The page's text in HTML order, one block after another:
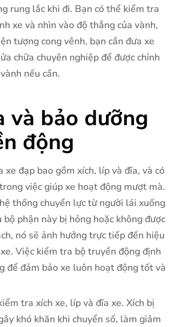
rung lắc khi đi. Bạn có thể kiểm tra
xe và nhìn vào độ thẳng của vành,
tượng cong vênh, bạn cần đưa xe
chữa chuyên nghiệp để được chỉnh
nếu cần.
và bảo dưỡng
động
xe đạp bao gồm xích, líp và đĩa, và có
việc giúp xe hoạt động mượt mà.
thống chuyển lực từ người lái xuống
bộ phận này bị hỏng hoặc không được
nó sẽ ảnh hưởng trực tiếp đến hiệu
Việc kiểm tra bộ truyền động định
để đảm bảo xe luôn hoạt động tốt và
tra xích xe, líp và đĩa xe. Xích bị
khó khăn khi chuyển số, làm giảm